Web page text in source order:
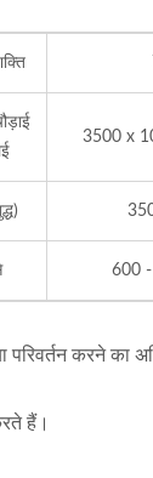
3500 x
600 -
करने का
हैं।